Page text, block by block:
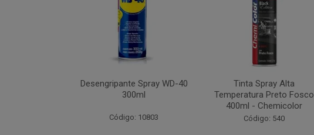
Desengripante Spray WD-40
300ml
Código: 10803
Tinta Spray Alta
Temperatura Preto Fosco
400ml - Chemicolor
Código: 540